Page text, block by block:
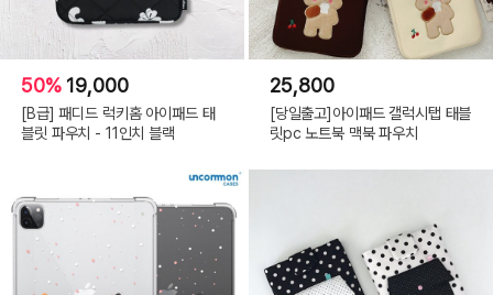
50% 19,000
[B급] 패디드 럭키홈 아이패드 태
블릿 파우치 - 11인치 블랙
25,800
[당일출고]아이패드 갤럭시탭 태블
릿pc 노트북 맥북 파우치